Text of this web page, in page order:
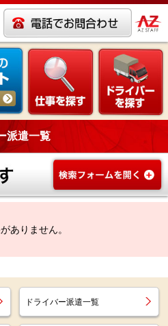
派遣一覧
ありません。
ドライバー派遣一覧